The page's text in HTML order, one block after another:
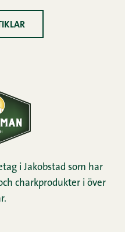
i Jakobstad som har
charkprodukter i över